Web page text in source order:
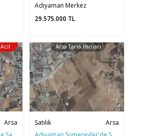
Adıyaman Merkez
29.575.000 TL
Acil
Arsa
Arsa Tarla İlanları
Satılık
Arsa